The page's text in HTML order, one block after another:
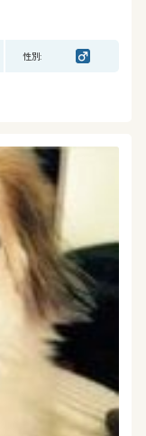
性別: